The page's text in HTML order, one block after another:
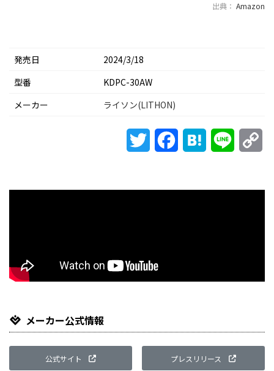
出典： Amazon
発売日
2024/3/18
型番
KDPC-30AW
メーカー
ライソン(LITHON)
Twitter FacebookHatena Line
メーカー公式情報
公式サイト プレスリリース